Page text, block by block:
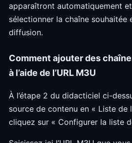
apparaîtront automatiquement
sélectionner la chaîne souhaitée
diffusion.
Comment ajouter des
à l’aide de l’URL M3U
À l’étape 2 du didacticiel ci-
source de contenu en « Liste de
cliquez sur « Configurer la liste